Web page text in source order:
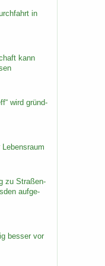
in
kann
wird gründ­
Le­bens­raum
zu Stra­ßen­
auf­ge­
bes­ser vor